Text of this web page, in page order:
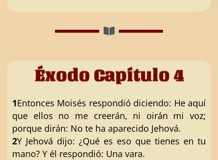
Éxodo Capítulo 4
1Entonces Moisés respondió diciendo: He aquí
que ellos no me creerán, ni oirán mi voz;
porque dirán: No te ha aparecido Jehová.
2Y Jehová dijo: ¿Qué es eso que tienes en tu
mano? Y él respondió: Una vara.